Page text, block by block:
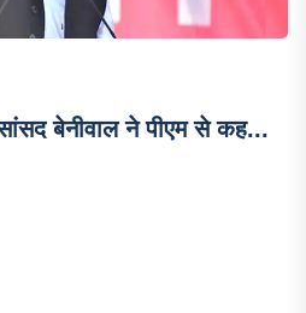
बेनीवाल ने पीएम से कह...